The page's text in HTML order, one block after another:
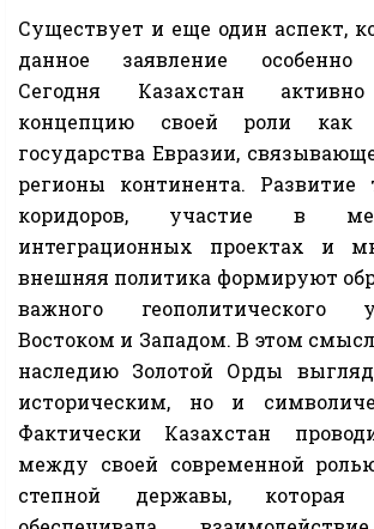
Существует и еще один аспект,
данное заявление особенно
Сегодня Казахстан активно
концепцию своей роли как
государства Евразии,
регионы континента. Развитие
коридоров, участие в
интеграционных проектах и
внешняя политика формируют
важного
Востоком и Западом. В этом
наследию Золотой Орды
историческим, но и
Фактически Казахстан
между своей современной
степной державы,